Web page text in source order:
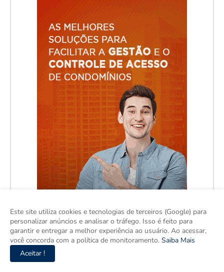
Este site utiliza cookies e tecnologias de terceiros (Google) para
personalizar anúncios e analisar o tráfego. Isso é feito para
garantir e entregar a melhor experiência ao usuário. Ao acessar,
você concorda com a política de monitoramento. Saiba Mais
Aceitar !